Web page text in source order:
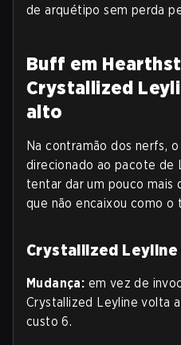
de arquétipo sem perda
Buff em
Crystallized
alto
Na contramão dos nerfs,
direcionado ao pacote de
tentar dar um pouco mais
que não encaixou como o
Crystallized Leyline
Mudança: em vez de
Crystallized Leyline volta
custo 6.